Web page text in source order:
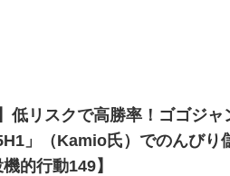
低リスクで高勝率！ゴゴジャ
」（Kamio氏）でのんびり
的行動149】